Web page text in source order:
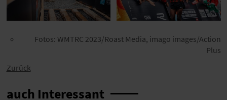
Fotos: WMTRC 2023/Roast Media, imago images/Action
Plus
Zurück
auch Interessant